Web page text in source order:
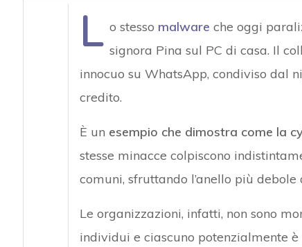
L o stesso malware che oggi
signora Pina sul PC di casa. Il
innocuo su WhatsApp, condiviso dal
credito.
È un esempio che dimostra come la
stesse minacce colpiscono
comuni, sfruttando l’anello più debole
Le organizzazioni, infatti, non sono
individui e ciascuno potenzialmente